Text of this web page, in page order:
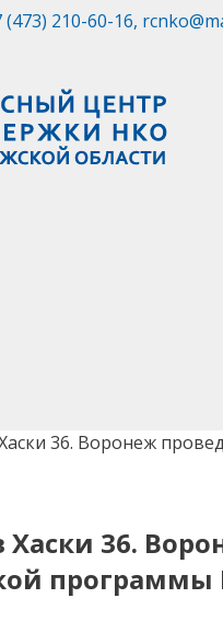
(473) 210-60-16,
Хаски 36. Воронеж
Хаски 36.